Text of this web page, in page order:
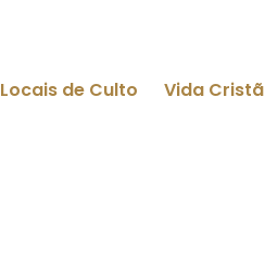
Locais de Culto Vida Cristã